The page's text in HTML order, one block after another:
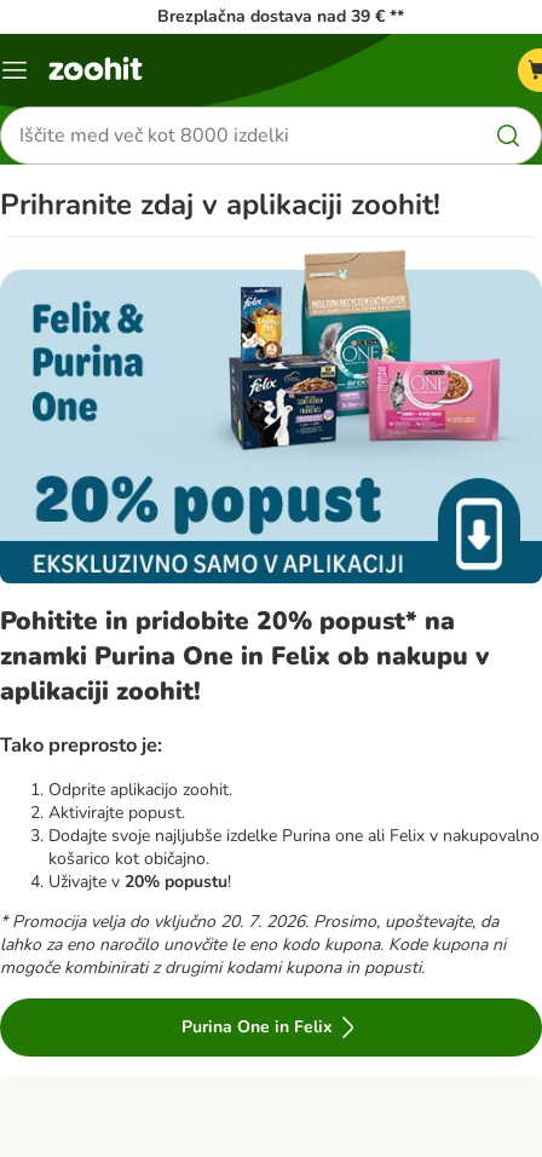
Brezplačna dostava nad 39 € **
Meni
Iskanje
izdelkov
Prihranite zdaj v aplikaciji zoohit!
Pohitite in pridobite 20% popust* na
znamki Purina One in Felix ob nakupu v
aplikaciji zoohit!
Tako preprosto je:
Odprite aplikacijo zoohit.
Aktivirajte popust.
Dodajte svoje najljubše izdelke Purina one ali Felix v nakupovalno
košarico kot običajno.
Uživajte v 20% popustu!
* Promocija velja do vključno 20. 7. 2026. Prosimo, upoštevajte, da
lahko za eno naročilo unovčite le eno kodo kupona. Kode kupona ni
mogoče kombinirati z drugimi kodami kupona in popusti.
Purina One in Felix